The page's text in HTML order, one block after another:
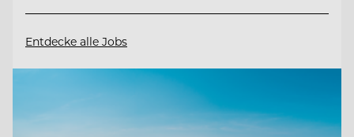
Entdecke alle Jobs